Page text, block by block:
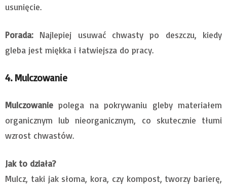
usunięcie.
Porada: Najlepiej usuwać chwasty po deszczu, kiedy
gleba jest miękka i łatwiejsza do pracy.
4. Mulczowanie
Mulczowanie polega na pokrywaniu gleby materiałem
organicznym lub nieorganicznym, co skutecznie tłumi
wzrost chwastów.
Jak to działa?
Mulcz, taki jak słoma, kora, czy kompost, tworzy barierę,